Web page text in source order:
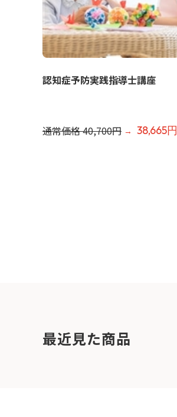
認知症予防実践指導士講座
38,665円
通常価格 40,700円
最近見た商品